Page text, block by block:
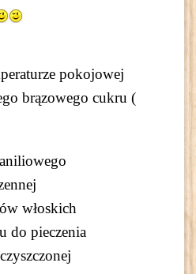
pokojowej
brązowego cukru (
włoskich
do pieczenia